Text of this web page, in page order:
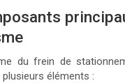
du frein de
éléments :